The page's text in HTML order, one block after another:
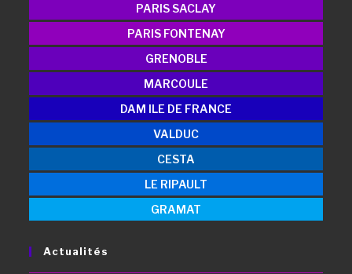
PARIS SACLAY
PARIS FONTENAY
GRENOBLE
MARCOULE
DAM ILE DE FRANCE
VALDUC
CESTA
LE RIPAULT
GRAMAT
Actualités